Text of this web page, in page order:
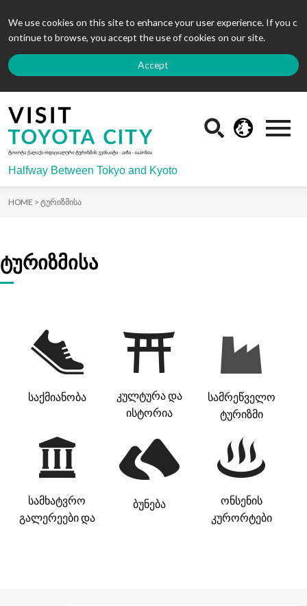
We use cookies on this site to enhance your user experience. If you c
ontinue to browse, you accept the use of cookies on our site.
Accept
Halfway Between Tokyo and Kyoto
HOME > ტურიზმისა
ტურიზმისა
საქმიანობა
კულტურა და
ისტორია
სამრეწველო
ტურიზმი
სამხატვრო
გალერეები და
ბუნება
ონსენის
კურორტები